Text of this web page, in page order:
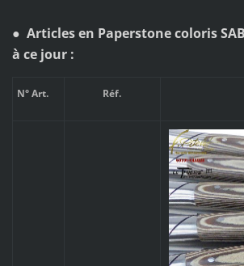
● Articles en Paperstone coloris
à ce jour :
N° Art. Réf.